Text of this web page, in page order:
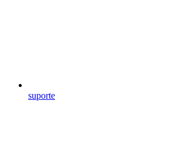
suporte